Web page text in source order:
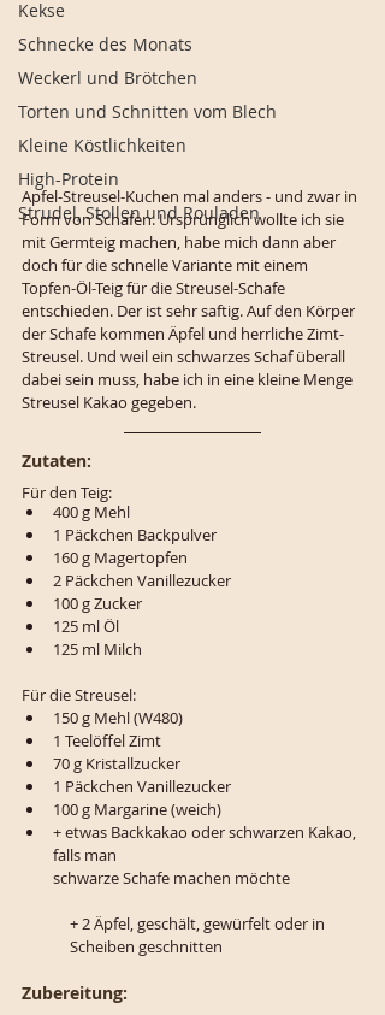
Kekse
Schnecke des Monats
Weckerl und Brötchen
Torten und Schnitten vom Blech
Kleine Köstlichkeiten
High-Protein
Strudel, Stollen und Rouladen
Apfel-Streusel-Kuchen mal anders - und zwar in
Form von Schafen. Ursprünglich wollte ich sie
mit Germteig machen, habe mich dann aber
doch für die schnelle Variante mit einem
Topfen-Öl-Teig für die Streusel-Schafe
entschieden. Der ist sehr saftig. Auf den Körper
der Schafe kommen Äpfel und herrliche Zimt-
Streusel. Und weil ein schwarzes Schaf überall
dabei sein muss, habe ich in eine kleine Menge
Streusel Kakao gegeben.
Zutaten:
Für den Teig:
400 g Mehl
1 Päckchen Backpulver
160 g Magertopfen
2 Päckchen Vanillezucker
100 g Zucker
125 ml Öl
125 ml Milch
Für die Streusel:
150 g Mehl (W480)
1 Teelöffel Zimt
70 g Kristallzucker
1 Päckchen Vanillezucker
100 g Margarine (weich)
+ etwas Backkakao oder schwarzen Kakao,
falls man
schwarze Schafe machen möchte
+ 2 Äpfel, geschält, gewürfelt oder in
Scheiben geschnitten
Zubereitung: